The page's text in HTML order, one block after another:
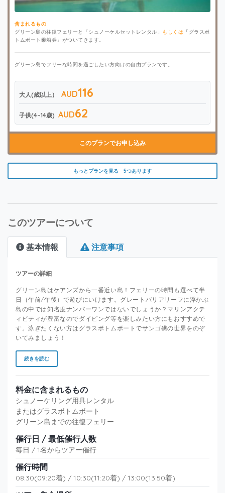
含まれるもの
グリーン島の往復フェリーと「シュノーケルセットレンタル」
もしくは 「 グラスボ
トムボート乗船券」がついてきます。
グリーン島でフリーな時間を過ごしたい方向けの自由プランです。
大人(歳以上） AUD116
子供(4~14歳) AUD62
このプランでお申し込み
もっとプランを見る 5つあります
このツアーについて
基本情報 注意事項
ツアーの詳細
グリーン島はケアンズから一番近い島！フェリーの時間も選べて半
日（午前/午後）で遊びにいけます。グレートバリアリーフに浮かぶ
島の中では知名度ナンバーワンではないでしょうか？マリンアクテ
ィビティが豊富なのでダイビング等を楽しみたい方にもおすすめで
す。泳ぎたくない方はグラスボトムボートでサンゴ礁の世界をのぞ
いてみましょう！
続きを読む
料金に含まれるもの
シュノーケリング用具レンタル
またはグラスボトムボート
グリーン島までの往復フェリー
催行日 / 最低催行人数
毎日 / 1名からツアー催行
催行時間
08:30(09:20着) / 10:30(11:20着) / 13:00(13:50着)